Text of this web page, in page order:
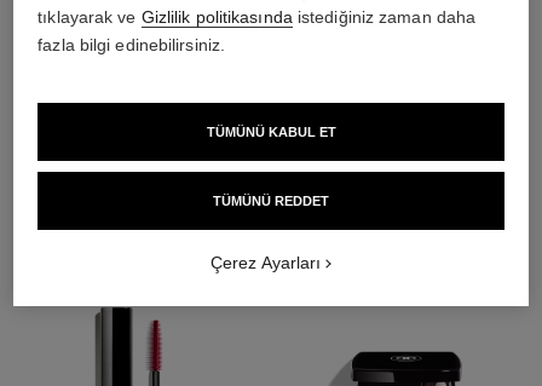
THE PERFECT MATCH
tıklayarak ve Gizlilik politikasında istediğiniz zaman daha
fazla bilgi edinebilirsiniz.
TÜMÜNÜ REDDET
TÜMÜNÜ KABUL ET
Çerez Ayarları